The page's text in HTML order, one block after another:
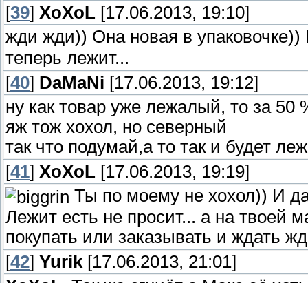
[39] XoXoL [17.06.2013, 19:10]
жди жди)) Она новая в
теперь лежит...
[40] DaMaNi [17.06.2013, 19:12]
ну как товар уже лежалый, то за
яж тож хохол, но северный
так что подумай,а то так и будет
[41] XoXoL [17.06.2013, 19:19]
Ты по моему не хохол)) И
Лежит есть не просит... а на твоей
покупать или заказывать и ждать
[42] Yurik [17.06.2013, 21:01]